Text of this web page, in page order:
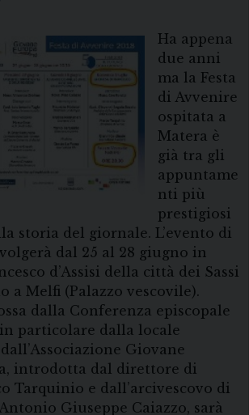
Ha appena
due anni
ma la Festa
di Avvenire
ospitata a
Matera è
già tra gli
appuntame
nti più
prestigiosi
storia del giornale. L’evento di
dal 25 al 28 giugno in
d’Assisi della città dei Sassi
a Melfi (Palazzo vescovile).
dalla Conferenza episcopale
particolare dalla locale
Giovane
introdotta dal direttore di
Tarquinio e dall’arcivescovo di
Giuseppe Caiazzo, sarà